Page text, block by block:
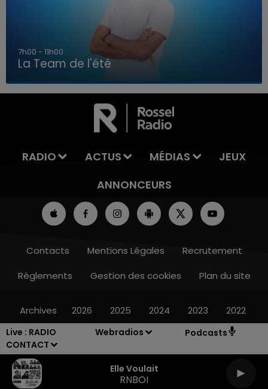
Live : RADIO
CONTACT
Webradios Podcasts
Elle Voulait
RNBOI
LA TEAM DE L'ÉTÉ
7h00 - 11h00
La Team de l'été
RADIO ACTUS MÉDIAS
JEUX
ANNONCEURS
Contacts Mentions Légales
Recrutement
Règlements
Gestion des cookies Plan du site
Archives 2026 2025 2024 2023 2022